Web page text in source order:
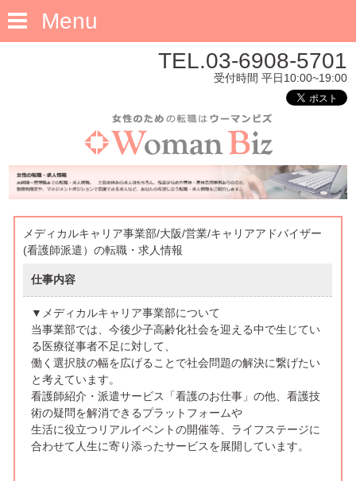
Menu
TEL.03-6908-5701
受付時間 平日10:00~19:00
メディカルキャリア事業部/大阪/営業/キャリアアドバイザー
(看護師派遣）の転職・求人情報
仕事内容
▼メディカルキャリア事業部について
当事業部では、今後少子高齢化社会を迎える中で生じてい
る医療従事者不足に対して、
働く選択肢の幅を広げることで社会問題の解決に繋げたい
と考えています。
看護師紹介・派遣サービス「看護のお仕事」の他、看護技
術の疑問を解消できるプラットフォームや
生活に役立つリアルイベントの開催等、ライフステージに
合わせて人生に寄り添ったサービスを展開しています。